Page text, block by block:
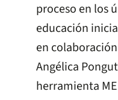
proceso en los
educación
en
Angélica
herramienta